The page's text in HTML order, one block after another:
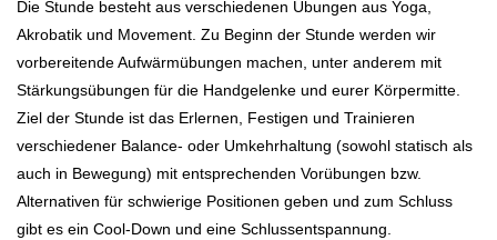
Die Stunde besteht aus verschiedenen Übungen aus Yoga,
Akrobatik und Movement. Zu Beginn der Stunde werden wir
vorbereitende Aufwärmübungen machen, unter anderem mit
Stärkungsübungen für die Handgelenke und eurer Körpermitte.
Ziel der Stunde ist das Erlernen, Festigen und Trainieren
verschiedener Balance- oder Umkehrhaltung (sowohl statisch als
auch in Bewegung) mit entsprechenden Vorübungen bzw.
Alternativen für schwierige Positionen geben und zum Schluss
gibt es ein Cool-Down und eine Schlussentspannung.